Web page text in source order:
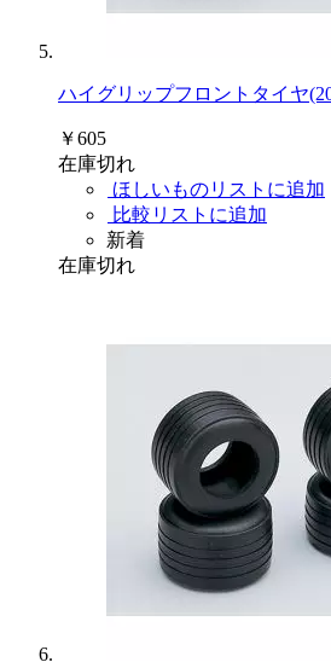
ハイグリップフロントタイヤ
￥605
在庫切れ
ほしいものリストに追加
比較リストに追加
新着
在庫切れ